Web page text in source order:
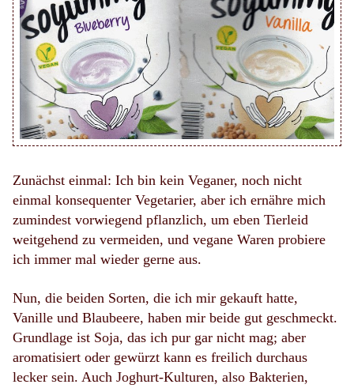
Zunächst einmal: Ich bin kein Veganer, noch nicht
einmal konsequenter Vegetarier, aber ich ernähre mich
zumindest vorwiegend pflanzlich, um eben Tierleid
weitgehend zu vermeiden, und vegane Waren probiere
ich immer mal wieder gerne aus.
Nun, die beiden Sorten, die ich mir gekauft hatte,
Vanille und Blaubeere, haben mir beide gut geschmeckt.
Grundlage ist Soja, das ich pur gar nicht mag; aber
aromatisiert oder gewürzt kann es freilich durchaus
lecker sein. Auch Joghurt-Kulturen, also Bakterien,